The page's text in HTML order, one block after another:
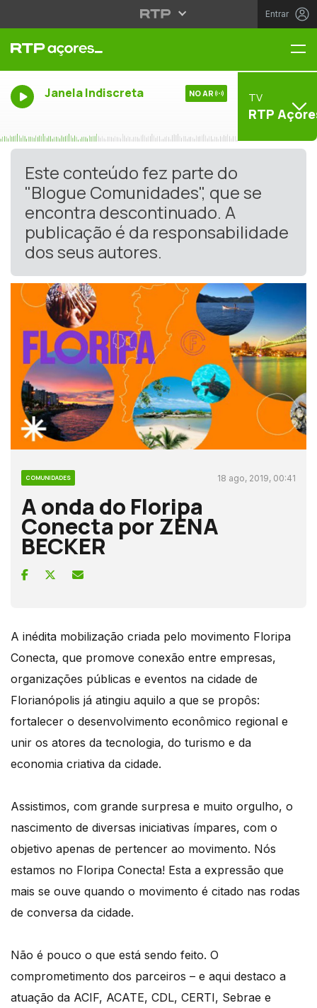
Entrar
Janela Indiscreta NO AR TV
RTP
Este conteúdo fez parte do
"Blogue Comunidades", que se
encontra descontinuado. A
publicação é da responsabilidade
dos seus autores.
COMUNIDADES 18 ago, 2019, 00:41
A onda do Floripa
Conecta por ZENA
BECKER
A inédita mobilização criada pelo movimento Floripa
Conecta, que promove conexão entre empresas,
organizações públicas e eventos na cidade de
Florianópolis já atingiu aquilo a que se propôs:
fortalecer o desenvolvimento econômico regional e
unir os atores da tecnologia, do turismo e da
economia criativa da cidade.
Assistimos, com grande surpresa e muito orgulho, o
nascimento de diversas iniciativas ímpares, com o
objetivo apenas de pertencer ao movimento. Nós
estamos no Floripa Conecta! Esta a expressão que
mais se ouve quando o movimento é citado nas rodas
de conversa da cidade.
Não é pouco o que está sendo feito. O
comprometimento dos parceiros – e aqui destaco a
atuação da ACIF, ACATE, CDL, CERTI, Sebrae e